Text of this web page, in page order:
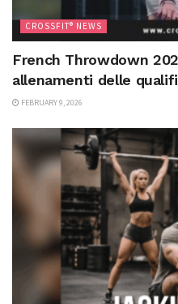
CROSSFIT® NEWS
French Throwdown
allenamenti delle
FEBRUARY 9, 2026